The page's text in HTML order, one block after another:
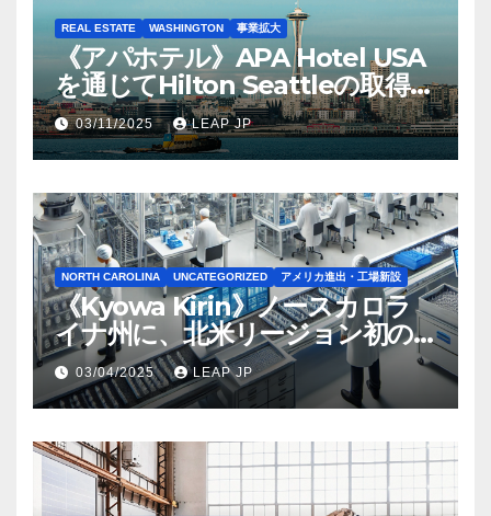
REAL ESTATE WASHINGTON 事業拡大
《アパホテル》APA Hotel USA
を通じてHilton Seattleの取得を
完了
03/11/2025 LEAP JP
NORTH CAROLINA UNCATEGORIZED アメリカ進出・工場新設
《Kyowa Kirin》ノースカロラ
イナ州に、北米リージョン初の
工場建設を決定
03/04/2025 LEAP JP